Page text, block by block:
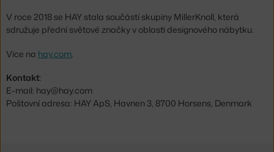
V roce 2018 se HAY stala součástí skupiny MillerKnoll, která
sdružuje přední světové značky v oblasti designového nábytku.
Více na hay.com
Kontakt:
E-mail: hay@hay.com
Poštovní adresa: HAY ApS, Havnen 3, 8700 Horsens, Denmark